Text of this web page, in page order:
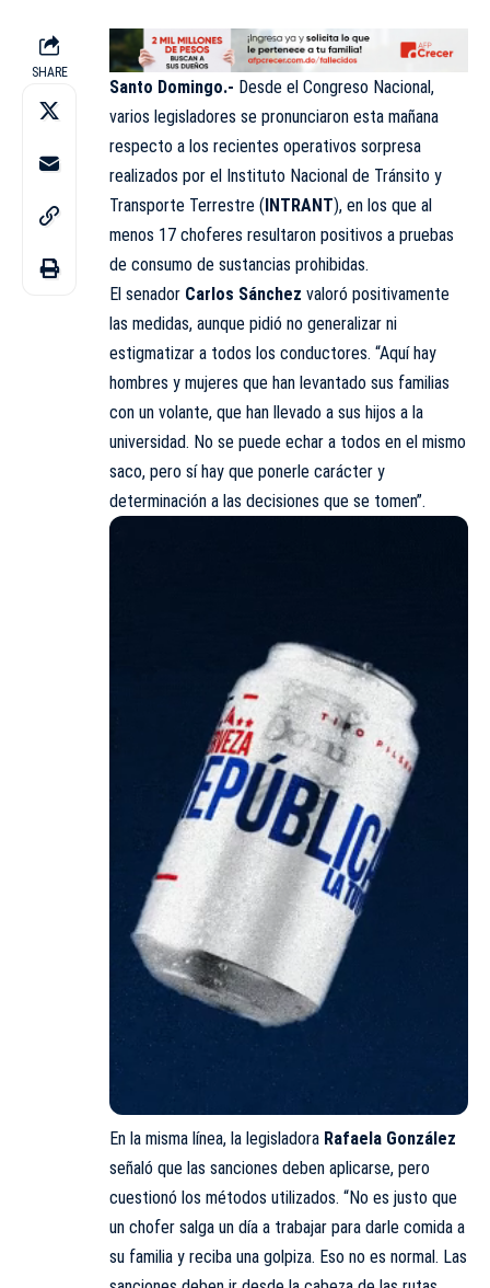
SHARE
Santo Domingo.- Desde el Congreso Nacional,
varios legisladores se pronunciaron esta mañana
respecto a los recientes operativos sorpresa
realizados por el Instituto Nacional de Tránsito y
Transporte Terrestre ( INTRANT), en los que al
menos 17 choferes resultaron positivos a pruebas
de consumo de sustancias prohibidas.
El senador Carlos Sánchez valoró positivamente
las medidas, aunque pidió no generalizar ni
estigmatizar a todos los conductores. “Aquí hay
hombres y mujeres que han levantado sus familias
con un volante, que han llevado a sus hijos a la
universidad. No se puede echar a todos en el mismo
saco, pero sí hay que ponerle carácter y
determinación a las decisiones que se tomen”.
En la misma línea, la legisladora Rafaela González
señaló que las sanciones deben aplicarse, pero
cuestionó los métodos utilizados. “No es justo que
un chofer salga un día a trabajar para darle comida a
su familia y reciba una golpiza. Eso no es normal. Las